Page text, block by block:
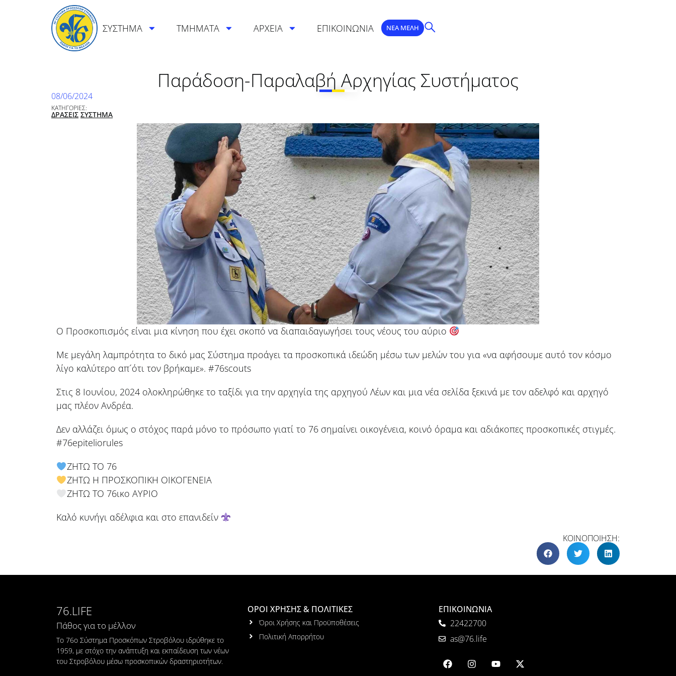
ΣΥΣΤΗΜΑ ΤΜΗΜΑΤΑ ΑΡΧΕΙΑ ΕΠΙΚΟΙΝΩΝΙΑ ΝΕΑ ΜΕΛΗ
Παράδοση-Παραλαβή Αρχηγίας Συστήματος
08/06/2024
ΚΑΤΗΓΟΡΙΕΣ:
ΔΡΑΣΕΙΣ ΣΥΣΤΗΜΑ
Ο Προσκοπισμός είναι μια κίνηση που έχει σκοπό να διαπαιδαγωγήσει τους νέους του αύριο
Με μεγάλη λαμπρότητα το δικό μας Σύστημα προάγει τα προσκοπικά ιδεώδη μέσω των μελών του για «να αφήσουμε αυτό τον κόσμο
λίγο καλύτερο απ´ότι τον βρήκαμε». #76scouts
Στις 8 Ιουνίου, 2024 ολοκληρώθηκε το ταξίδι για την αρχηγία της αρχηγού Λέων και μια νέα σελίδα ξεκινά με τον αδελφό και αρχηγό
μας πλέον Ανδρέα.
Δεν αλλάζει όμως ο στόχος παρά μόνο το πρόσωπο γιατί το 76 σημαίνει οικογένεια, κοινό όραμα και αδιάκοπες προσκοπικές στιγμές.
#76epiteliorules
ΖΗΤΩ ΤΟ 76
ΖΗΤΩ Η ΠΡΟΣΚΟΠΙΚΗ ΟΙΚΟΓΕΝΕΙΑ
ΖΗΤΩ ΤΟ 76ικο ΑΥΡΙΟ
Καλό κυνήγι αδέλφια και στο επανιδείν
ΚΟΙΝΟΠΟΙΗΣΗ:
76.LIFE
Πάθος για το μέλλον
Το 76ο Σύστημα Προσκόπων Στροβόλου ιδρύθηκε το
1959, με στόχο την ανάπτυξη και εκπαίδευση των νέων
του Στροβόλου μέσω προσκοπικών δραστηριοτήτων.
ΟΡΟΙ ΧΡΗΣΗΣ & ΠΟΛΙΤΙΚΕΣ
Όροι Χρήσης και Προϋποθέσεις
Πολιτική Απορρήτου
ΕΠΙΚΟΙΝΩΝΙΑ
22422700
as@76.life